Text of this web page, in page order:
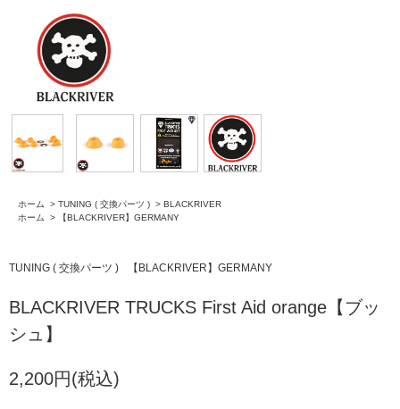
ホーム > TUNING ( 交換パーツ ) > BLACKRIVER
ホーム
> 【BLACKRIVER】GERMANY
TUNING ( 交換パーツ ) 【BLACKRIVER】GERMANY
BLACKRIVER TRUCKS First Aid orange【ブッ
シュ】
2,200円(税込)